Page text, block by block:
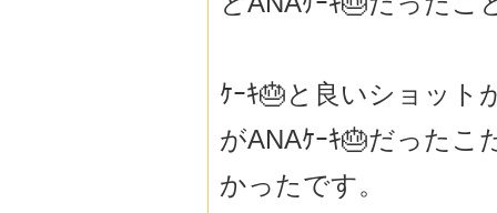
ｹｰｷ🎂と良いショット
がANAｹｰｷ🎂だったこ
かったです。